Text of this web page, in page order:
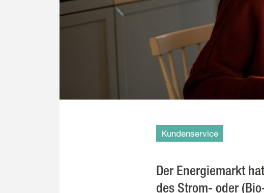
Kundenservice
Der Energiemarkt
des Strom- oder